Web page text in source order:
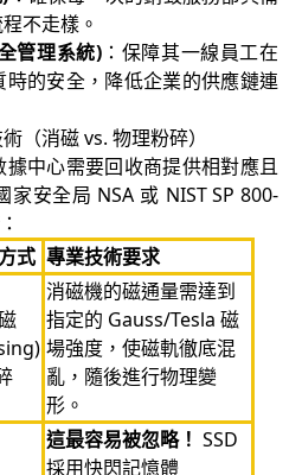
不走樣。
管理系統)：保障其一線員工在
的安全，降低企業的供應鏈連
（消磁 vs. 物理粉碎）
中心需要回收商提供相對應且
安全局 NSA 或 NIST SP 800-
式 專業技術要求
消磁機的磁通量需達到
指定的 Gauss/Tesla 磁
場強度，使磁軌徹底混
亂，隨後進行物理變
形。
這最容易被忽略！ SSD
採用快閃記憶體